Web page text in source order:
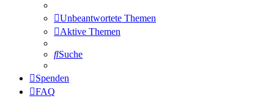
Unbeantwortete Themen
Aktive Themen
Suche
Spenden
FAQ